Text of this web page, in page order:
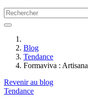
Blog
Tendance
Formaviva :
Revenir au blog
Tendance